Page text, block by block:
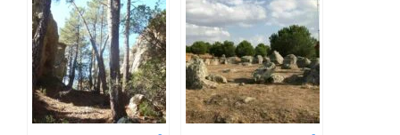
Tarazona de
la Mancha en
Castilla La
Mancha
Fernán
Caballero en
Castilla La
Mancha